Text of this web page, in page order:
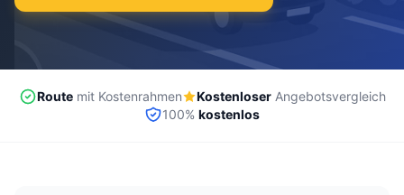
Routemit Kostenrahmen KostenloserAngebotsvergleich
100% kostenlos